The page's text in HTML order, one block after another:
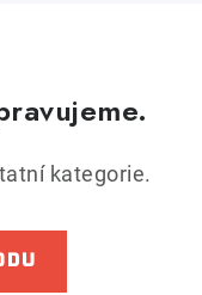
kategorie.